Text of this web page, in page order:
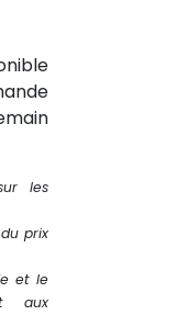
les
prix
et le
aux